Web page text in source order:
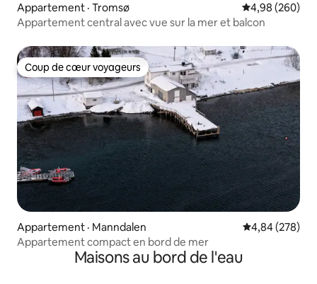
Appartement · Tromsø Note
4,98 (260)
Appartement central avec vue sur la mer et balcon
Coup de cœur voyageurs
Coup de cœur voyageurs
Appartement · Manndalen Note
4,84 (278)
Appartement compact en bord de mer
Maisons au bord de l'eau